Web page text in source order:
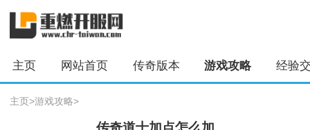
主页 网站首页 传奇版本 游戏攻略 经验
主页>游戏攻略>